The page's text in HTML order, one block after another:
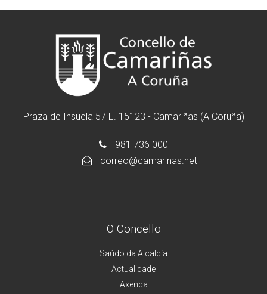
Praza de Insuela 57 E. 15123 - Camariñas (A Coruña)
981 736 000
correo@camarinas.net
O Concello
Saúdo da Alcaldía
Actualidade
Axenda